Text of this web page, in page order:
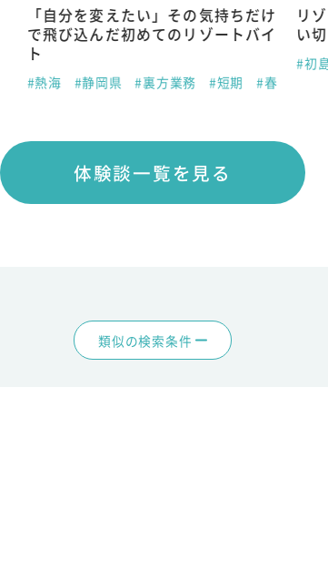
「自分を変えたい」その気持ちだけ
で飛び込んだ初めてのリゾートバイ
ト
#熱海 #静岡県 #裏方業務 #短期 #春
リ
い
#初
体験談一覧を見る
類似の検索条件